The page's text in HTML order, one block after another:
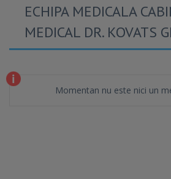
ECHIPA MEDICALA
MEDICAL DR. KOVATS
Momentan nu este nici un